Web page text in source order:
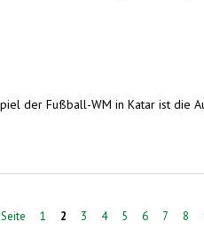
der Fußball-WM in Katar ist die
Esperanto
1 2 3 4 5 6 7 8